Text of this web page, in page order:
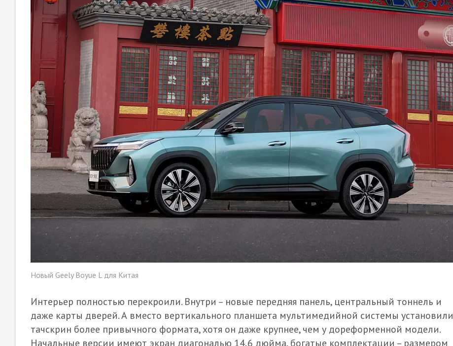
Новый Geely Boyue L для Китая
Интерьер полностью перекроили. Внутри – новые передняя панель, центральный тоннель и
даже карты дверей. А вместо вертикального планшета мультимедийной системы установили
тачскрин более привычного формата, хотя он даже крупнее, чем у дореформенной модели.
Начальные версии имеют экран диагональю 14,6 дюйма, богатые комплектации – размером